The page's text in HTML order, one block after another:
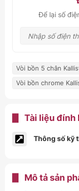
Để lại số
Vòi bồn 5 chân
Vòi bồn chrome
Tài liệu đính
Thông số kỹ
Mô tả sản